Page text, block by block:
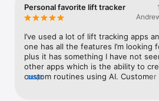
• Built-in, community, and custom
with a subscription.
Terms & Conditions:
https://olympiantraining.app/#/terms-
Personal favorite lift tracker
I’ve used a lot of lift tracking apps
one has all the features I’m looking
plus it has something I have not
other apps which is the ability to
custom routines using AI. Customer
еще